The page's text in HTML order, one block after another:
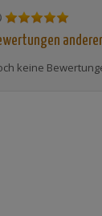
anderer
keine